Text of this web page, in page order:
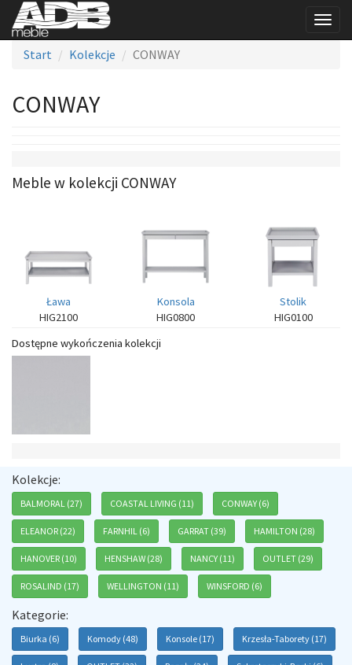
Start
Kolekcje CONWAY
CONWAY
Meble w kolekcji CONWAY
Ława
HIG2100
Konsola
HIG0800
Stolik
HIG0100
Dostępne wykończenia kolekcji
Kolekcje:
BALMORAL (27) COASTAL LIVING (11) CONWAY (6)
ELEANOR (22) FARNHIL (6) GARRAT (39) HAMILTON (28)
HANOVER (10) HENSHAW (28) NANCY (11) OUTLET (29)
ROSALIND (17) WELLINGTON (11) WINSFORD (6)
Kategorie:
Biurka (6) Komody (48) Konsole (17) Krzesła-Taborety (17)